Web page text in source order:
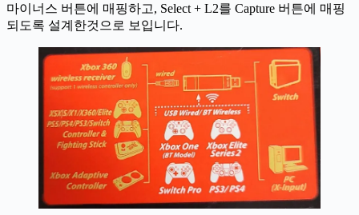
마이너스 버튼에 매핑하고, Select + L2를 Capture 버튼에 매핑
되도록 설계한것으로 보입니다.